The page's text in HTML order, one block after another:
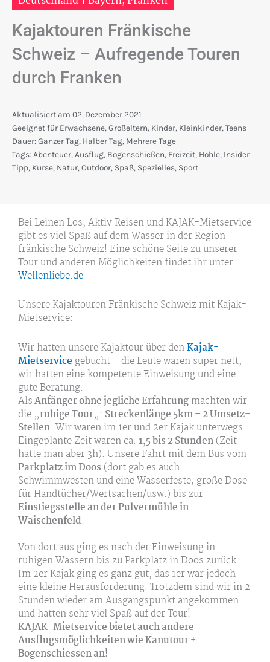
Kajaktouren Fränkische
Schweiz – Aufregende Touren
durch Franken
Aktualisiert am 02. Dezember 2021
Geeignet für Erwachsene, Großeltern, Kinder, Kleinkinder, Teens
Dauer:Ganzer Tag, Halber Tag, Mehrere Tage
Tags: Abenteuer, Ausflug, Bogenschießen, Freizeit, Höhle, Insider
Tipp, Kurse, Natur, Outdoor, Spaß, Spezielles, Sport
Bei Leinen Los, Aktiv Reisen und KAJAK-Mietservice
gibt es viel Spaß auf dem Wasser in der Region
fränkische Schweiz! Eine schöne Seite zu unserer
Tour und anderen Möglichkeiten findet ihr unter
Wellenliebe.de
Unsere Kajaktouren Fränkische Schweiz mit Kajak-
Mietservice:
Wir hatten unsere Kajaktour über denKajak-
Mietservice gebucht – die Leute waren super nett,
wir hatten eine kompetente Einweisung und eine
gute Beratung.
AlsAnfänger ohne jegliche Erfahrung machten wir
die „ruhige Tour„: Streckenlänge 5km – 2 Umsetz-
Stellen. Wir waren im 1er und 2er Kajak unterwegs.
Eingeplante Zeit waren ca. 1,5 bis 2 Stunden (Zeit
hatte man aber 3h). Unsere Fahrt mit dem Bus vom
Parkplatz im Doos (dort gab es auch
Schwimmwesten und eine Wasserfeste, große Dose
für Handtücher/Wertsachen/usw.) bis zur
Einstiegsstelle an der Pulvermühle in
Waischenfeld.
Von dort aus ging es nach der Einweisung in
ruhigen Wassern bis zu Parkplatz in Doos zurück.
Im 2er Kajak ging es ganz gut, das 1er war jedoch
eine kleine Herausforderung. Trotzdem sind wir in 2
Stunden wieder am Ausgangspunkt angekommen
und hatten sehr viel Spaß auf der Tour!
KAJAK-Mietservice bietet auch andere
Ausflugsmöglichkeiten wie Kanutour +
Bogenschiessen an!